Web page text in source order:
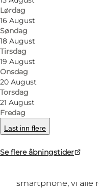
Lørdag
16 August
Søndag
18 August
Tirsdag
19 August
Onsdag
20 August
Torsdag
21 August
Fredag
Last inn flere
Se flere åbningstider
Bilde
Hvordan så de
smartphone, vi alle